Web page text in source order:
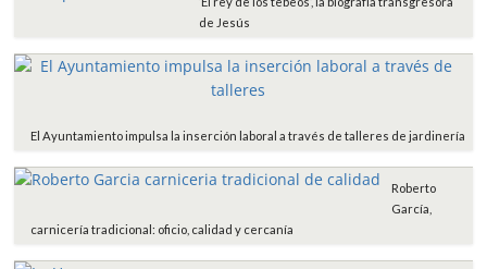
de Jesús
El Ayuntamiento impulsa la inserción laboral a través de talleres de jardinería
Roberto
García,
carnicería tradicional: oficio, calidad y cercanía